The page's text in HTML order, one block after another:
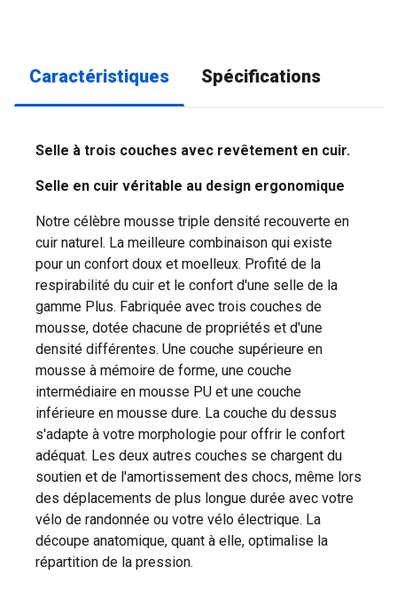
Caractéristiques Spécifications
Selle à trois couches avec revêtement en cuir.
Selle en cuir véritable au design ergonomique
Notre célèbre mousse triple densité recouverte en
cuir naturel. La meilleure combinaison qui existe
pour un confort doux et moelleux. Profité de la
respirabilité du cuir et le confort d'une selle de la
gamme Plus. Fabriquée avec trois couches de
mousse, dotée chacune de propriétés et d'une
densité différentes. Une couche supérieure en
mousse à mémoire de forme, une couche
intermédiaire en mousse PU et une couche
inférieure en mousse dure. La couche du dessus
s'adapte à votre morphologie pour offrir le confort
adéquat. Les deux autres couches se chargent du
soutien et de l'amortissement des chocs, même lors
des déplacements de plus longue durée avec votre
vélo de randonnée ou votre vélo électrique. La
découpe anatomique, quant à elle, optimalise la
répartition de la pression.